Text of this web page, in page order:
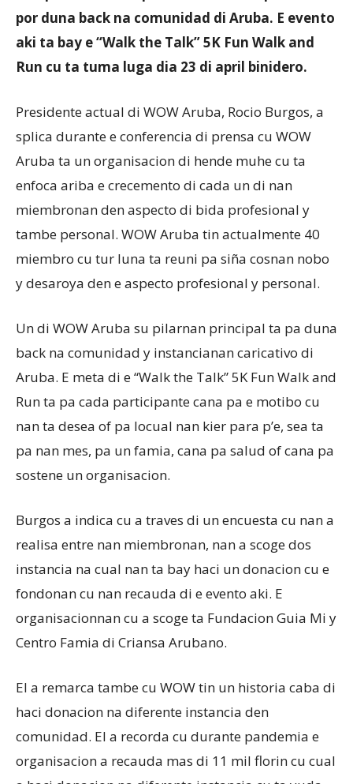
por duna back na comunidad di Aruba. E evento
aki ta bay e “Walk the Talk” 5K Fun Walk and
Run cu ta tuma luga dia 23 di april binidero.
Presidente actual di WOW Aruba, Rocio Burgos, a
splica durante e conferencia di prensa cu WOW
Aruba ta un organisacion di hende muhe cu ta
enfoca ariba e crecemento di cada un di nan
miembronan den aspecto di bida profesional y
tambe personal. WOW Aruba tin actualmente 40
miembro cu tur luna ta reuni pa siña cosnan nobo
y desaroya den e aspecto profesional y personal.
Un di WOW Aruba su pilarnan principal ta pa duna
back na comunidad y instancianan caricativo di
Aruba. E meta di e “Walk the Talk” 5K Fun Walk and
Run ta pa cada participante cana pa e motibo cu
nan ta desea of pa locual nan kier para p’e, sea ta
pa nan mes, pa un famia, cana pa salud of cana pa
sostene un organisacion.
Burgos a indica cu a traves di un encuesta cu nan a
realisa entre nan miembronan, nan a scoge dos
instancia na cual nan ta bay haci un donacion cu e
fondonan cu nan recauda di e evento aki. E
organisacionnan cu a scoge ta Fundacion Guia Mi y
Centro Famia di Criansa Arubano.
El a remarca tambe cu WOW tin un historia caba di
haci donacion na diferente instancia den
comunidad. El a recorda cu durante pandemia e
organisacion a recauda mas di 11 mil florin cu cual